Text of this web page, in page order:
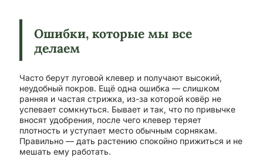
Ошибки, которые мы все
делаем
Часто берут луговой клевер и получают высокий,
неудобный покров. Ещё одна ошибка — слишком
ранняя и частая стрижка, из-за которой ковёр не
успевает сомкнуться. Бывает и так, что по привычке
вносят удобрения, после чего клевер теряет
плотность и уступает место обычным сорнякам.
Правильно — дать растению спокойно прижиться и не
мешать ему работать.